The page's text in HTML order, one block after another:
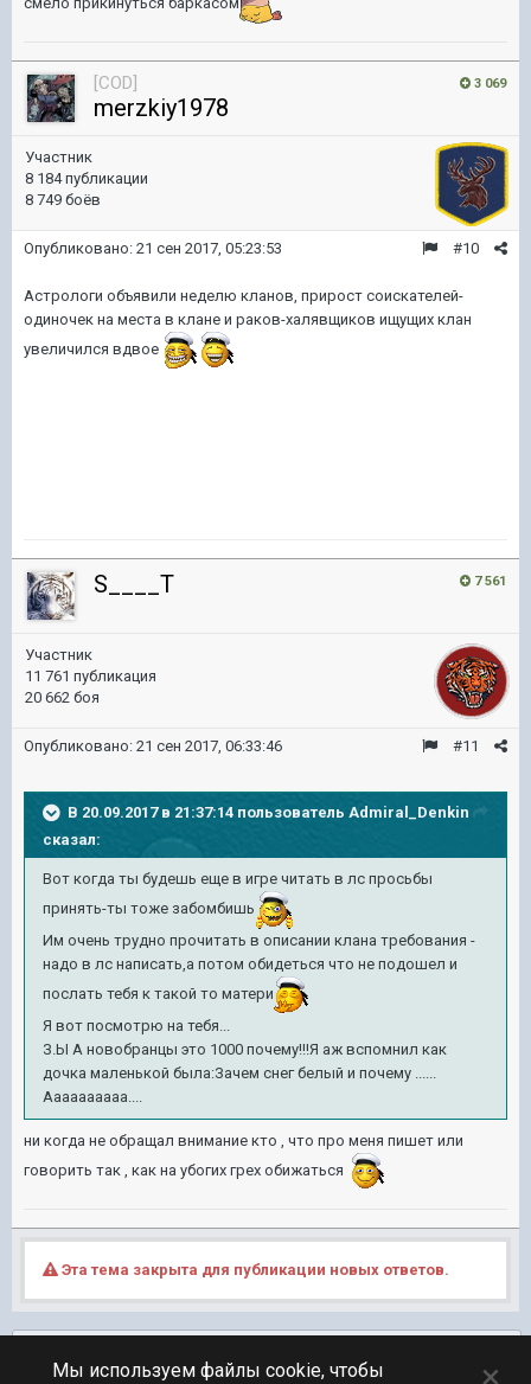
3 069
[COD]
merzkiy1978
Участник
8 184 публикации
8 749 боёв
#10
Опубликовано: 21 сен 2017, 05:23:53
Астрологи объявили неделю кланов, прирост соискателей-
одиночек на места в клане и раков-халявщиков ищущих клан
увеличился вдвое
7 561
S____T
Участник
11 761 публикация
20 662 боя
#11
Опубликовано: 21 сен 2017, 06:33:46
В 20.09.2017 в 21:37:14 пользователь Admiral_Denkin
сказал:
Вот когда ты будешь еще в игре читать в лс просьбы
принять-ты тоже забомбишь
Им очень трудно прочитать в описании клана требования -
надо в лс написать,а потом обидеться что не подошел и
послать тебя к такой то матери
Я вот посмотрю на тебя...
З.Ы А новобранцы это 1000 почему!!!Я аж вспомнил как
дочка маленькой была:Зачем снег белый и почему ......
Аааааааааа....
ни когда не обращал внимание кто , что про меня пишет или
говорить так , как на убогих грех обижаться
Эта тема закрыта для публикации новых ответов.
Мы используем файлы cookie, чтобы ×